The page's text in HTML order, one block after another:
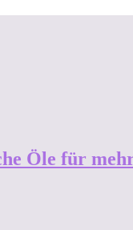
Öle für